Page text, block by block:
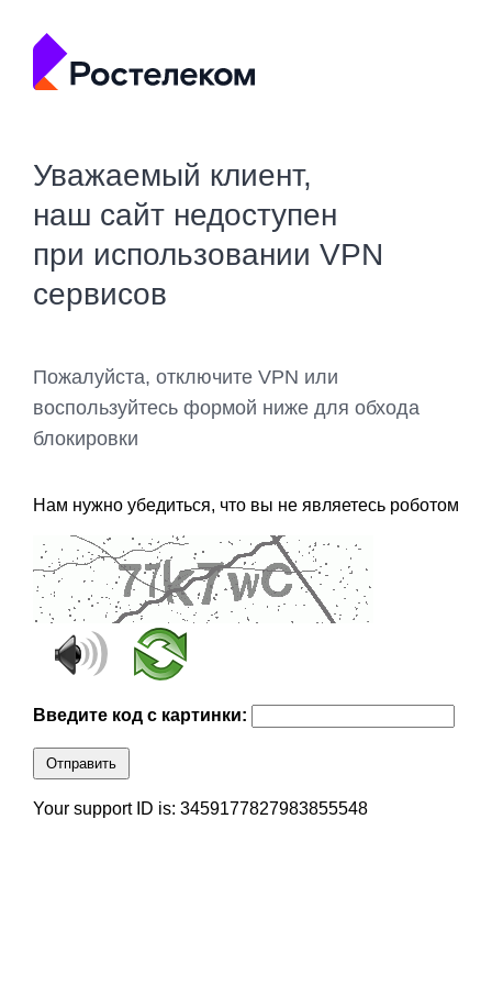
Уважаемый клиент,
наш сайт недоступен
при использовании VPN
сервисов
Пожалуйста, отключите VPN или
воспользуйтесь формой ниже для обхода
блокировки
Нам нужно убедиться, что вы не являетесь роботом
Введите код с картинки:
Отправить
Your support ID is: 3459177827983855548